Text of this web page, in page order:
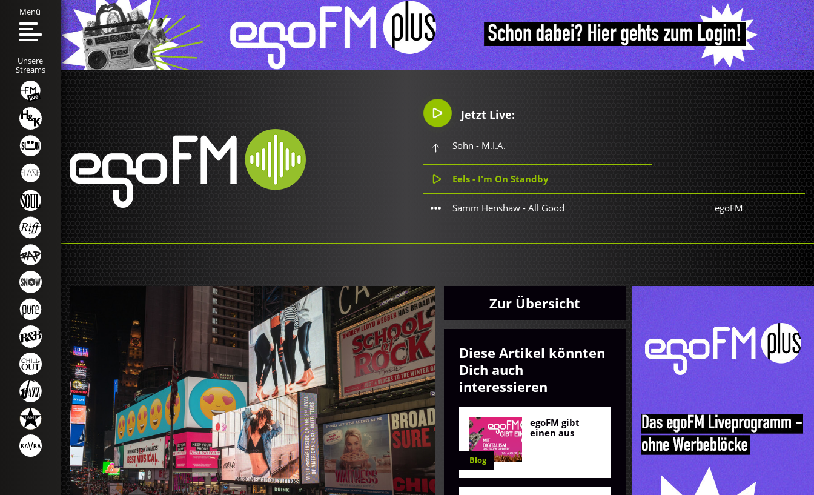
Jetzt Live:
Sohn - M.I.A.
Eels - I'm On Standby
Samm Henshaw - All Good egoFM
Menü
Unsere
Streams
Zur Übersicht
Diese Artikel könnten
Dich auch
interessieren
Blog
egoFM gibt
einen aus